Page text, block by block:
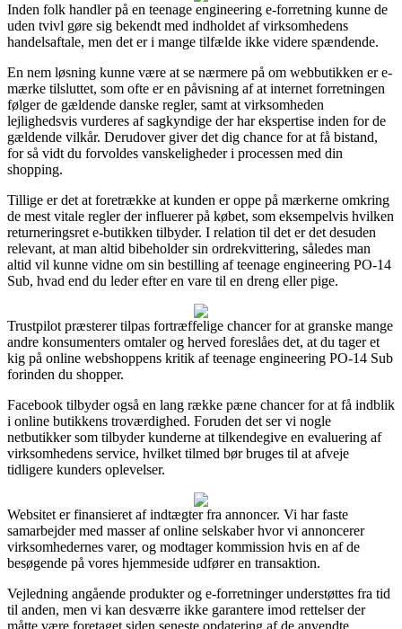
Inden folk handler på en teenage engineering e-forretning kunne de
uden tvivl gøre sig bekendt med indholdet af virksomhedens
handelsaftale, men det er i mange tilfælde ikke videre spændende.
En nem løsning kunne være at se nærmere på om webbutikken er e-
mærke tilsluttet, som ofte er en påvisning af at internet forretningen
følger de gældende danske regler, samt at virksomheden
lejlighedsvis vurderes af sagkyndige der har ekspertise inden for de
gældende vilkår. Derudover giver det dig chance for at få bistand,
for så vidt du forvoldes vanskeligheder i processen med din
shopping.
Tillige er det at foretrække at kunden er oppe på mærkerne omkring
de mest vitale regler der influerer på købet, som eksempelvis hvilken
returneringsret e-butikken tilbyder. I relation til det er det desuden
relevant, at man altid bibeholder sin ordrekvittering, således man
altid vil kunne vidne om sin bestilling af teenage engineering PO-14
Sub, hvad end du leder efter en vare til en dreng eller pige.
Trustpilot præsterer tilpas fortræffelige chancer for at granske mange
andre konsumenters omtaler og herved foreslåes det, at du tager et
kig på online webshoppens kritik af teenage engineering PO-14 Sub
forinden du shopper.
Facebook tilbyder også en lang række pæne chancer for at få indblik
i online butikkens troværdighed. Foruden det ser vi nogle
netbutikker som tilbyder kunderne at tilkendegive en evaluering af
virksomhedens service, hvilket tilmed bør bruges til at afveje
tidligere kunders oplevelser.
Websitet er finansieret af indtægter fra annoncer. Vi har faste
samarbejder med masser af online selskaber hvor vi annoncerer
virksomhedernes varer, og modtager kommission hvis en af de
besøgende på vores hjemmeside udfører en transaktion.
Vejledning angående produkter og e-forretninger understøttes fra tid
til anden, men vi kan desværre ikke garantere imod rettelser der
måtte være foretaget siden seneste opdatering af de anvendte